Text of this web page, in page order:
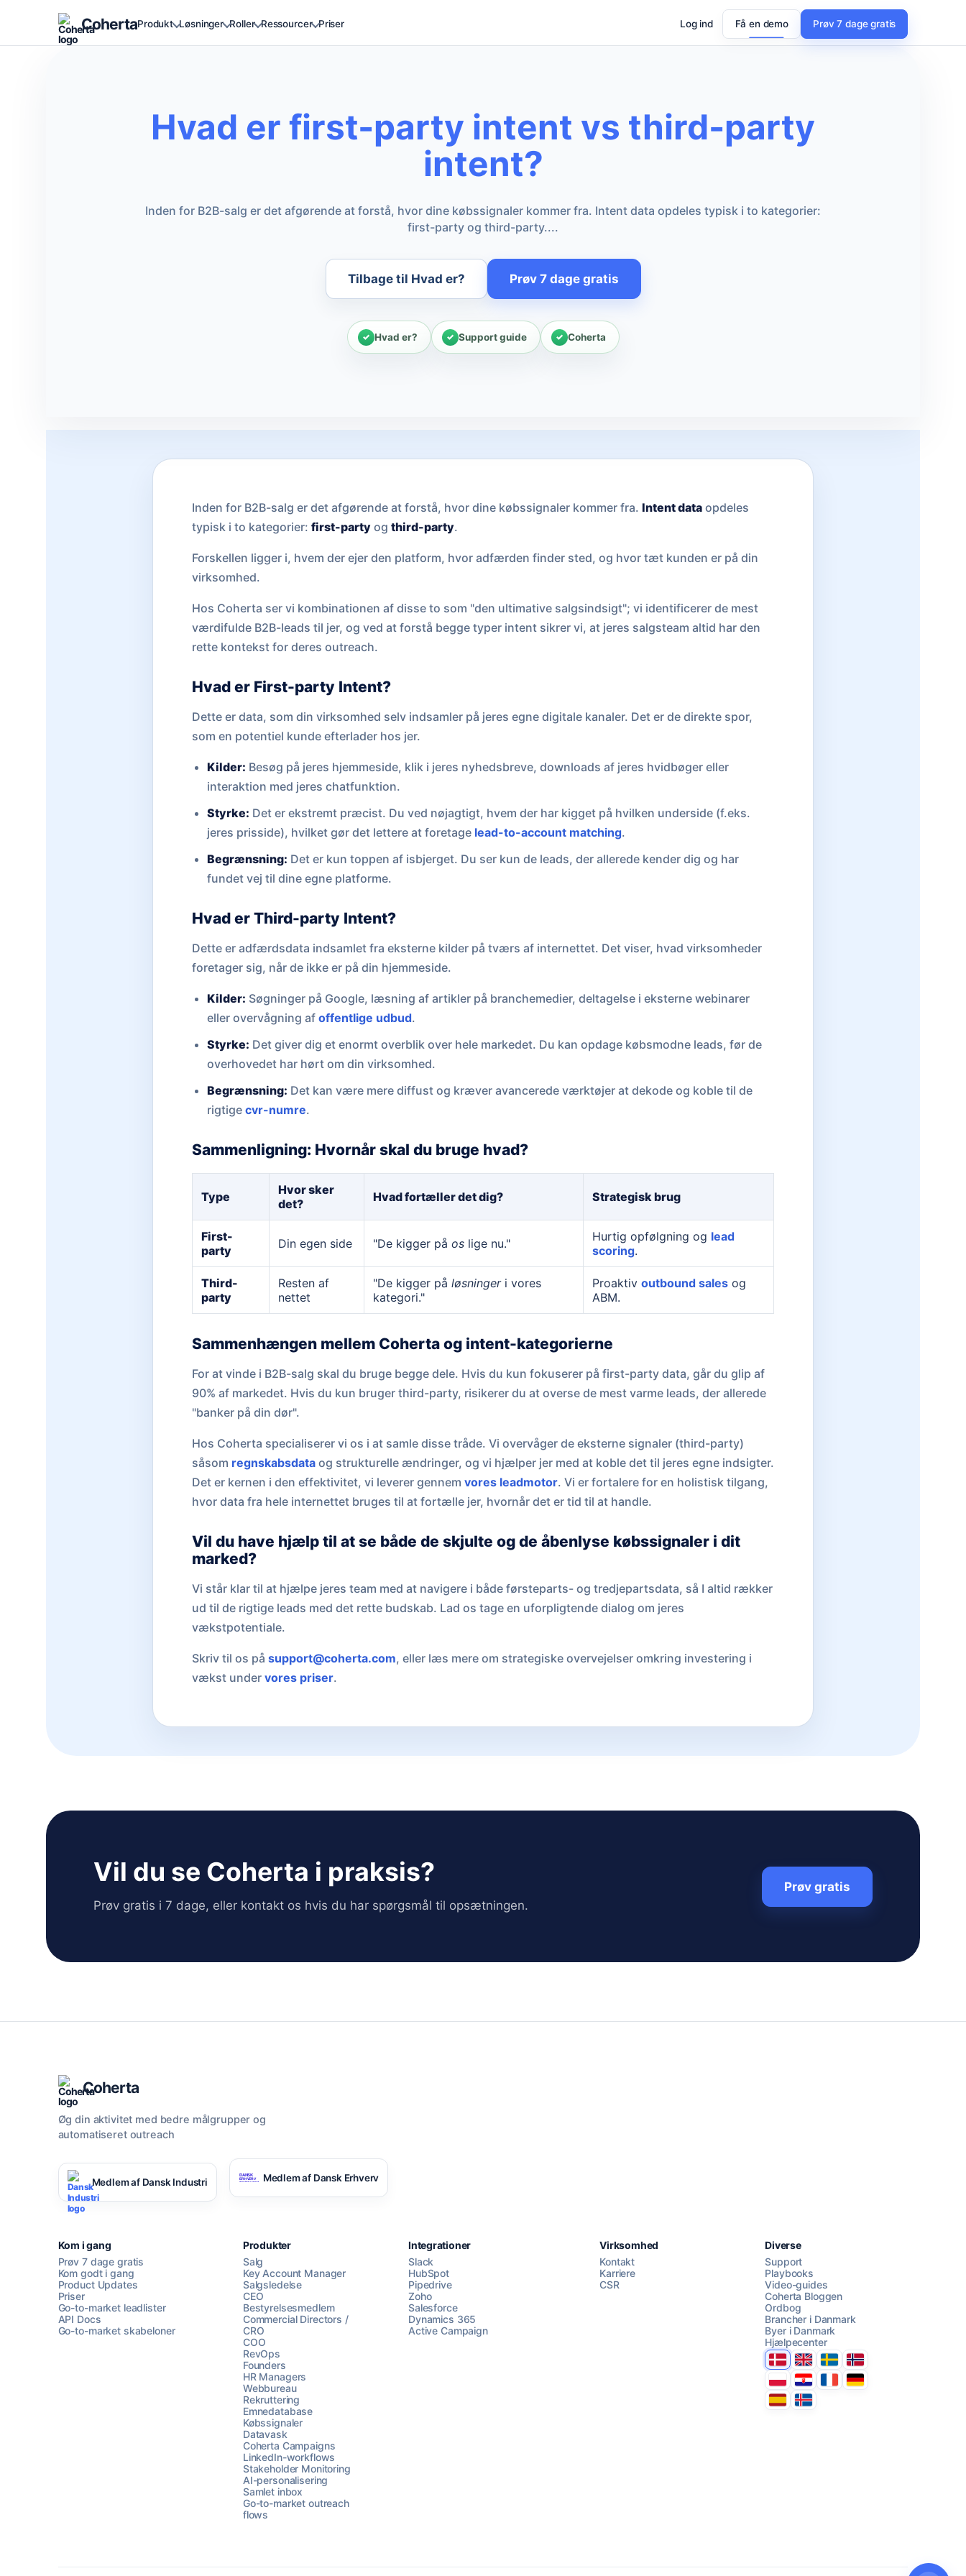
CohertaProdukt Løsninger Roller Ressourcer Priser Log ind Få en demo Prøv 7 dage gratis
Hvad er first-party intent vs third-party
intent?
Inden for B2B-salg er det afgørende at forstå, hvor dine købssignaler kommer fra. Intent data opdeles typisk i to kategorier:
first-party og third-party....
Tilbage til Hvad er? Prøv 7 dage gratis
Hvad er? Support guide Coherta
Inden for B2B-salg er det afgørende at forstå, hvor dine købssignaler kommer fra. Intent dataopdeles
typisk i to kategorier: first-partyog third-party.
Forskellen ligger i, hvem der ejer den platform, hvor adfærden finder sted, og hvor tæt kunden er på din
virksomhed.
Hos Coherta ser vi kombinationen af disse to som "den ultimative salgsindsigt"; vi identificerer de mest
værdifulde B2B-leads til jer, og ved at forstå begge typer intent sikrer vi, at jeres salgsteam altid har den
rette kontekst for deres outreach.
Hvad er First-party Intent?
Dette er data, som din virksomhed selv indsamler på jeres egne digitale kanaler. Det er de direkte spor,
som en potentiel kunde efterlader hos jer.
Kilder: Besøg på jeres hjemmeside, klik i jeres nyhedsbreve, downloads af jeres hvidbøger eller
interaktion med jeres chatfunktion.
Styrke: Det er ekstremt præcist. Du ved nøjagtigt, hvem der har kigget på hvilken underside (f.eks.
jeres prisside), hvilket gør det lettere at foretage lead-to-account matching.
Begrænsning: Det er kun toppen af isbjerget. Du ser kun de leads, der allerede kender dig og har
fundet vej til dine egne platforme.
Hvad er Third-party Intent?
Dette er adfærdsdata indsamlet fra eksterne kilder på tværs af internettet. Det viser, hvad virksomheder
foretager sig, når de ikke er på din hjemmeside.
Kilder: Søgninger på Google, læsning af artikler på branchemedier, deltagelse i eksterne webinarer
eller overvågning afoffentlige udbud.
Styrke: Det giver dig et enormt overblik over hele markedet. Du kan opdage købsmodne leads, før de
overhovedet har hørt om din virksomhed.
Begrænsning: Det kan være mere diffust og kræver avancerede værktøjer at dekode og koble til de
rigtigecvr-numre.
Sammenligning: Hvornår skal du bruge hvad?
Type
Hvor sker
det?
Hvad fortæller det dig? Strategisk brug
First-
party
Din egen side "De kigger på oslige nu." Hurtig opfølgning og lead
scoring.
Third-
party
Resten af
nettet
"De kigger på løsningeri vores
kategori."
Proaktiv outbound salesog
ABM.
Sammenhængen mellem Coherta og intent-kategorierne
For at vinde i B2B-salg skal du bruge begge dele. Hvis du kun fokuserer på first-party data, går du glip af
90% af markedet. Hvis du kun bruger third-party, risikerer du at overse de mest varme leads, der allerede
"banker på din dør".
Hos Coherta specialiserer vi os i at samle disse tråde. Vi overvåger de eksterne signaler (third-party)
såsom regnskabsdataog strukturelle ændringer, og vi hjælper jer med at koble det til jeres egne indsigter.
Det er kernen i den effektivitet, vi leverer gennem vores leadmotor. Vi er fortalere for en holistisk tilgang,
hvor data fra hele internettet bruges til at fortælle jer, hvornår det er tid til at handle.
Vil du have hjælp til at se både de skjulte og de åbenlyse købssignaler i dit
marked?
Vi står klar til at hjælpe jeres team med at navigere i både førsteparts- og tredjepartsdata, så I altid rækker
ud til de rigtige leads med det rette budskab. Lad os tage en uforpligtende dialog om jeres
vækstpotentiale.
Skriv til os på support@coherta.com, eller læs mere om strategiske overvejelser omkring investering i
vækst under vores priser.
Vil du se Coherta i praksis?
Prøv gratis i 7 dage, eller kontakt os hvis du har spørgsmål til opsætningen.
Prøv gratis
AI Campaign Assist Chat with us
Coherta
Øg din aktivitet med bedre målgrupper og
automatiseret outreach
Medlem af Dansk Industri Medlem af Dansk Erhverv
Kom i gang
Prøv 7 dage gratis
Kom godt i gang
Product Updates
Priser
Go-to-market leadlister
API Docs
Go-to-market skabeloner
Produkter
Salg
Key Account Manager
Salgsledelse
CEO
Bestyrelsesmedlem
Commercial Directors /
CRO
COO
RevOps
Founders
HR Managers
Webbureau
Rekruttering
Emnedatabase
Købssignaler
Datavask
Coherta Campaigns
LinkedIn-workflows
Stakeholder Monitoring
AI-personalisering
Samlet inbox
Go-to-market outreach
flows
Integrationer
Slack
HubSpot
Pipedrive
Zoho
Salesforce
Dynamics 365
Active Campaign
Virksomhed
Kontakt
Karriere
CSR
Diverse
Support
Playbooks
Video-guides
Coherta Bloggen
Ordbog
Brancher i Danmark
Byer i Danmark
Hjælpecenter
DanmarkUnited Kingdom
SverigeNorge
PolskaHrvatskaFranceDeutschland
EspanaÍsland